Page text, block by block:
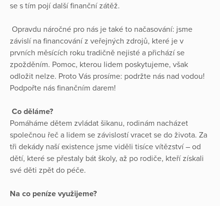
se s tím pojí další finanční zátěž.
Opravdu náročné pro nás je také to načasování: jsme
závislí na financování z veřejných zdrojů, které je v
prvních měsících roku tradičně nejisté a přichází se
zpožděním. Pomoc, kterou lidem poskytujeme, však
odložit nelze. Proto Vás prosíme: podržte nás nad vodou!
Podpořte nás finančním darem!
Co děláme?
Pomáháme dětem zvládat šikanu, rodinám nacházet
společnou řeč a lidem se závislostí vracet se do života. Za
tři dekády naší existence jsme viděli tisíce vítězství – od
dětí, které se přestaly bát školy, až po rodiče, kteří získali
své děti zpět do péče.
Na co peníze využijeme?